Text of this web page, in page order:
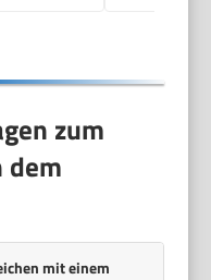
zum
dem
mit einem